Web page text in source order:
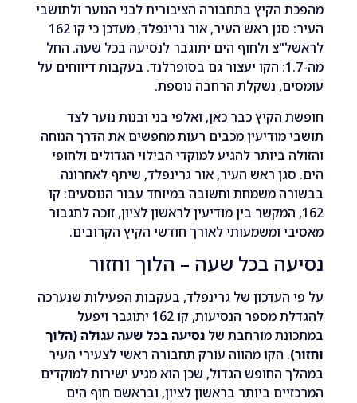
הקיץ בתחבורה הציבורית לבני הנוער ולתושבי
העיר: סגן ראש העיר, אור גרינפלד, מעדכן כי קו 162
ולחוף הים יתוגבר לנסיעה בכל שעה. החל
מה-1.7: הקו יעצור גם בסופרלנד. בעקבות דיווחים על
נשקלת הרחבה נוספת.
כבר כאן, ואלפי בני ובנות נוער לצד
מודיעין מכבים רעות מחפשים את הדרך הנוחה
ביותר להגיע למוקדי הבילוי הגדולים ולחופי
ראש העיר, אור גרינפלד, שיתף לאחרונה
משמחת וחשובה במיוחד עבור הנוסעים: קו
המקשר בין מודיעין לראשון לציון, זוכה לתגבור
ומשמעותי לאורך חודשי הקיץ הקרובים.
בכל שעה – הלוך וחזור
של גרינפלד, בעקבות הפעילות שנערכה
להגדלת מספר הנסיעות, קו 162 יתוגבר ויפעל
מורחבת שלנסיעה בכל שעה עגולה (הלוך
. הקו מהווה עורק תחבורה ראשי לצעירי העיר
החופש הגדול, שכן הוא מגיע ישירות למוקדים
ביותר בראשון לציון, ובראשם חוף הים